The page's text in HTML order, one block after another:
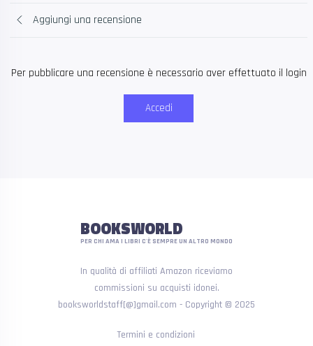
Aggiungi una recensione
Per pubblicare una recensione è necessario aver effettuato il login
Accedi
BOOKSWORLD
PER CHI AMA I LIBRI C'È SEMPRE UN ALTRO MONDO
In qualità di affiliati Amazon riceviamo
commissioni su acquisti idonei.
booksworldstaff[@]gmail.com - Copyright © 2025
Termini e condizioni